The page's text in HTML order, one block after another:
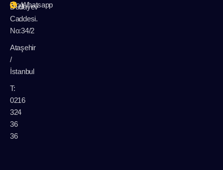
Dudayev
Caddesi.
No:34/2
Ataşehir
/
İstanbul
T:
0216
324
36
36
BlogWhatsapp